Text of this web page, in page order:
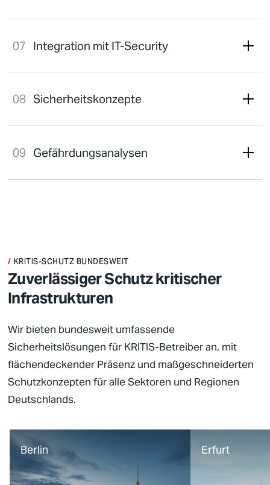
Integration mit IT-Security
Sicherheitskonzepte
Gefährdungsanalysen
KRITIS-SCHUTZ BUNDESWEIT
Zuverlässiger Schutz kritischer
Infrastrukturen
Wir bieten bundesweit umfassende
Sicherheitslösungen für KRITIS-Betreiber an, mit
flächendeckender Präsenz und maßgeschneiderten
Schutzkonzepten für alle Sektoren und Regionen
Deutschlands.
Berlin Erfurt